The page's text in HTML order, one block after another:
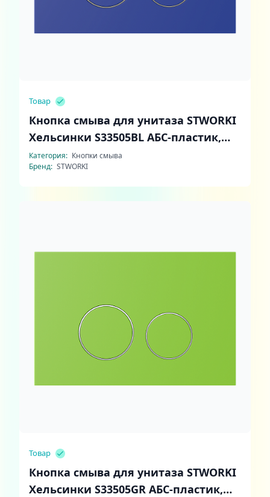
Товар
Кнопка смыва для унитаза STWORKI
Хельсинки S33505BL АБС-пластик,
цвет матовый синий
Категория: Кнопки смыва
Бренд: STWORKI
Товар
Кнопка смыва для унитаза STWORKI
Хельсинки S33505GR АБС-пластик,